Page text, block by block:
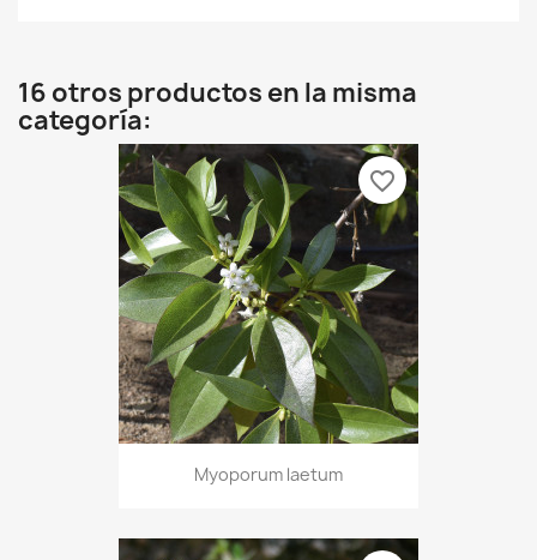
16 otros productos en la misma
categoría:
Myoporum laetum
favorite_border